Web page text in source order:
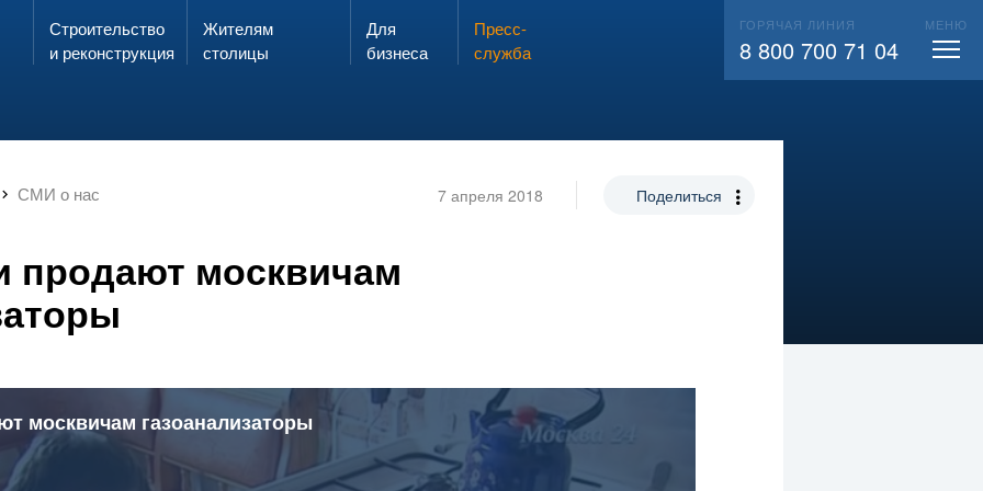
Запах газа?
ЗВОНИ 104 ВЫЗВАТЬ СЛЕСАРЯ
Строительство
и реконструкция
Жителям
столицы
Для
бизнеса
Пресс-
служба
ГОРЯЧАЯ ЛИНИЯ
8 800 700 71 04
МЕНЮ
СМИ о нас 7 апреля 2018 Поделиться
продают москвичам
москвичам газоанализаторы